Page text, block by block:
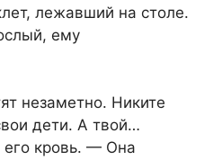
лежавший на столе.
ему
незаметно. Никите
дети. А твой…
его кровь. — Она